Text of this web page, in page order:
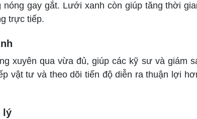
gay gắt. Lưới xanh còn giúp tăng thời
trực tiếp.
xuyên qua vừa đủ, giúp các kỹ sư và giám
vật tư và theo dõi tiến độ diễn ra thuận lợi
lý